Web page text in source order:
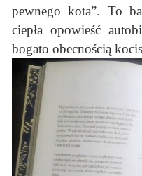
pewnego kota”. To
ciepła opowieść
bogato obecnością